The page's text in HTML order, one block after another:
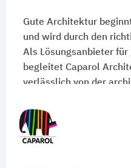
Gute Architektur
und wird durch den
Als Lösungsanbieter
begleitet Caparol
verlässlich von der
möglich ist.
Jetzt Kontakt aufnehmen